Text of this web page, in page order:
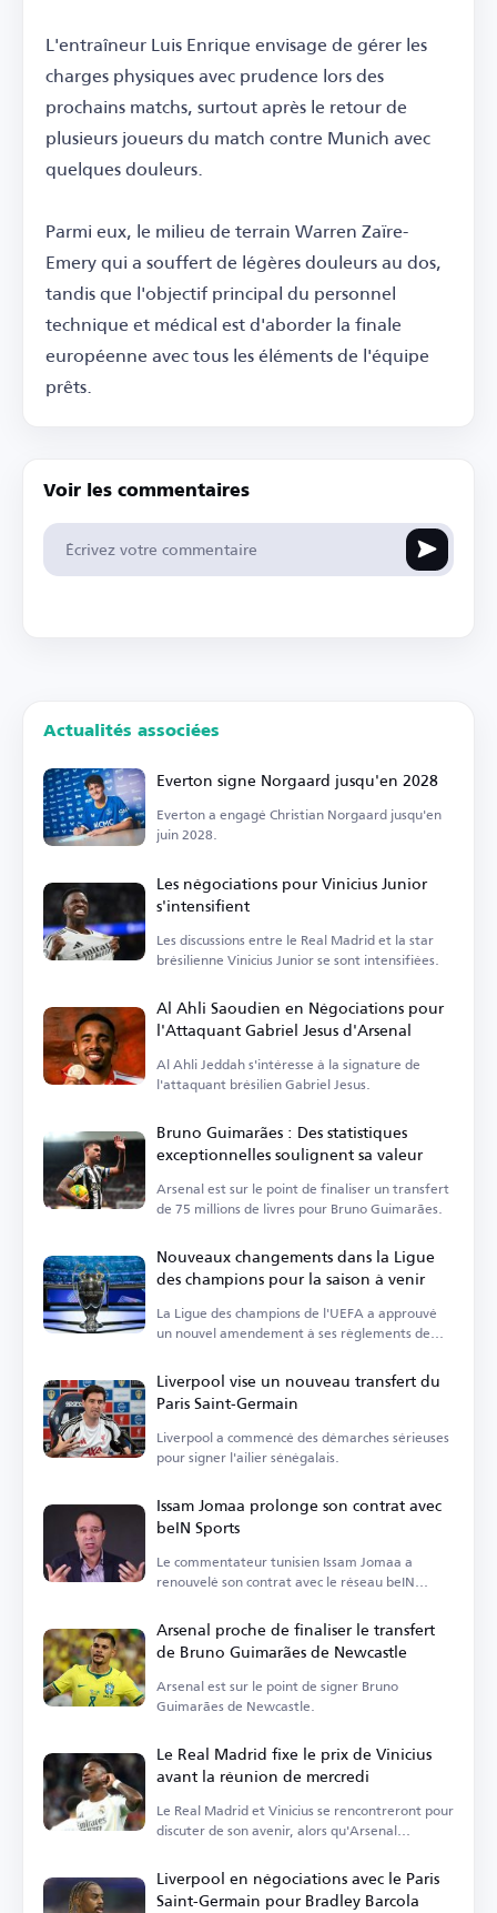
L'entraîneur Luis Enrique envisage de gérer les
charges physiques avec prudence lors des
prochains matchs, surtout après le retour de
plusieurs joueurs du match contre Munich avec
quelques douleurs.
Parmi eux, le milieu de terrain Warren Zaïre-
Emery qui a souffert de légères douleurs au dos,
tandis que l'objectif principal du personnel
technique et médical est d'aborder la finale
européenne avec tous les éléments de l'équipe
prêts.
Voir les commentaires
Actualités associées
Everton signe Norgaard jusqu'en 2028
Everton a engagé Christian Norgaard jusqu'en
juin 2028.
Les négociations pour Vinicius Junior
s'intensifient
Les discussions entre le Real Madrid et la star
brésilienne Vinicius Junior se sont intensifiées.
Al Ahli Saoudien en Négociations pour
l'Attaquant Gabriel Jesus d'Arsenal
Al Ahli Jeddah s'intéresse à la signature de
l'attaquant brésilien Gabriel Jesus.
Bruno Guimarães : Des statistiques
exceptionnelles soulignent sa valeur
Arsenal est sur le point de finaliser un transfert
de 75 millions de livres pour Bruno Guimarães.
Nouveaux changements dans la Ligue
des champions pour la saison à venir
La Ligue des champions de l'UEFA a approuvé
un nouvel amendement à ses règlements de
Liverpool vise un nouveau transfert du
Paris Saint-Germain
Liverpool a commencé des démarches sérieuses
pour signer l'ailier sénégalais.
Issam Jomaa prolonge son contrat avec
beIN Sports
Le commentateur tunisien Issam Jomaa a
renouvelé son contrat avec le réseau beIN
Arsenal proche de finaliser le transfert
de Bruno Guimarães de Newcastle
Arsenal est sur le point de signer Bruno
Guimarães de Newcastle.
Le Real Madrid fixe le prix de Vinicius
avant la réunion de mercredi
Le Real Madrid et Vinicius se rencontreront pour
discuter de son avenir, alors qu'Arsenal
Liverpool en négociations avec le Paris
Saint-Germain pour Bradley Barcola